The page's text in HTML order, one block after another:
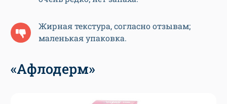
Жирная текстура, согласно отзывам;
маленькая упаковка.
«Афлодерм»